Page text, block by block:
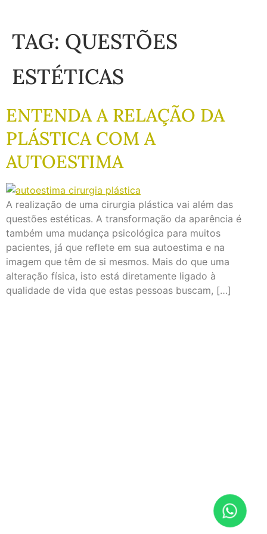
TAG: QUESTÕES
ESTÉTICAS
ENTENDA A RELAÇÃO DA
PLÁSTICA COM A
AUTOESTIMA
A realização de uma cirurgia plástica vai além das
questões estéticas. A transformação da aparência é
também uma mudança psicológica para muitos
pacientes, já que reflete em sua autoestima e na
imagem que têm de si mesmos. Mais do que uma
alteração física, isto está diretamente ligado à
qualidade de vida que estas pessoas buscam, […]